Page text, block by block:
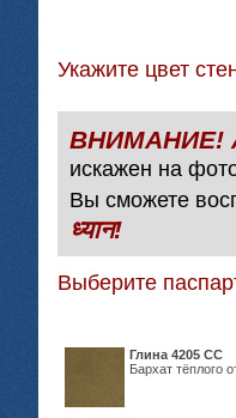
Укажите цвет
искажен на
Вы сможете
ध्यान!
Выберите
Глина 4205 СС
Бархат тёплого